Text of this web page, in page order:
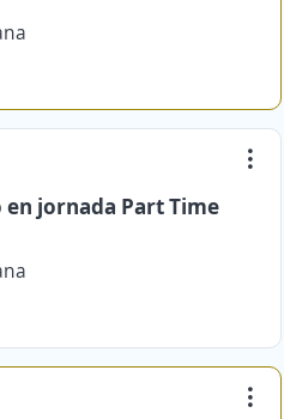
jornada Part Time